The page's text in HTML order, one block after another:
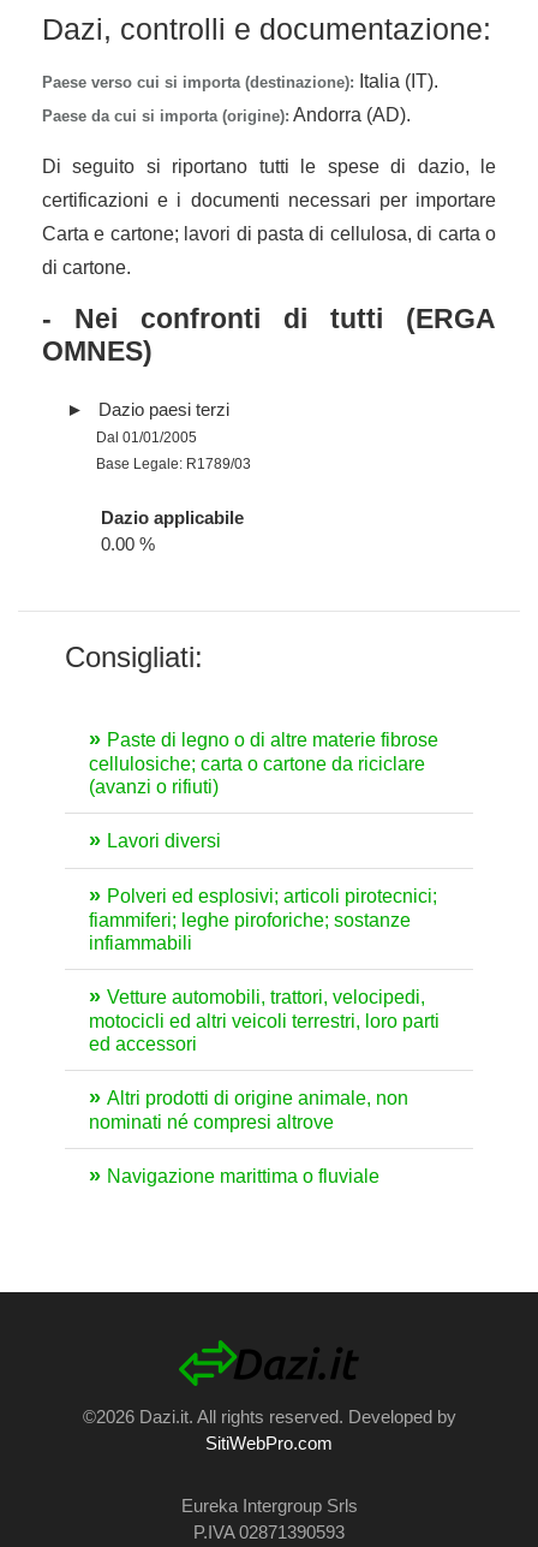
Dazi, controlli e documentazione:
Paese verso cui si importa (destinazione): Italia (IT).
Paese da cui si importa (origine): Andorra (AD).
Di seguito si riportano tutti le spese di dazio, le
certificazioni e i documenti necessari per importare
Carta e cartone; lavori di pasta di cellulosa, di carta o
di cartone.
- Nei confronti di tutti (ERGA
OMNES)
Dazio paesi terzi
Dal 01/01/2005
Base Legale: R1789/03
Dazio applicabile
0.00 %
Consigliati:
Paste di legno o di altre materie fibrose
cellulosiche; carta o cartone da riciclare
(avanzi o rifiuti)
Lavori diversi
Polveri ed esplosivi; articoli pirotecnici;
fiammiferi; leghe piroforiche; sostanze
infiammabili
Vetture automobili, trattori, velocipedi,
motocicli ed altri veicoli terrestri, loro parti
ed accessori
Altri prodotti di origine animale, non
nominati né compresi altrove
Navigazione marittima o fluviale
©2026 Dazi.it. All rights reserved. Developed by
SitiWebPro.com
Eureka Intergroup Srls
P.IVA 02871390593